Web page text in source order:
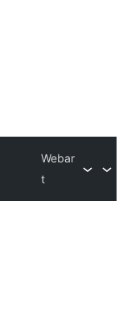
Webar
t